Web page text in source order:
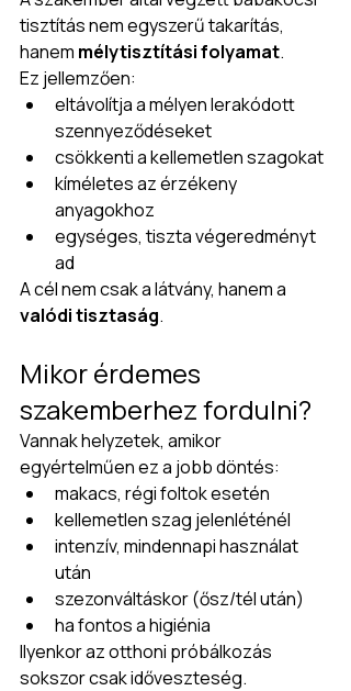
tisztítás nem egyszerű takarítás,
hanem mélytisztítási folyamat.
Ez jellemzően:
eltávolítja a mélyen lerakódott
szennyeződéseket
csökkenti a kellemetlen szagokat
kíméletes az érzékeny
anyagokhoz
egységes, tiszta végeredményt
ad
A cél nem csak a látvány, hanem a
valódi tisztaság.
Mikor érdemes
szakemberhez fordulni?
Vannak helyzetek, amikor
egyértelműen ez a jobb döntés:
makacs, régi foltok esetén
kellemetlen szag jelenléténél
intenzív, mindennapi használat
után
szezonváltáskor (ősz/tél után)
ha fontos a higiénia
Ilyenkor az otthoni próbálkozás
sokszor csak időveszteség.